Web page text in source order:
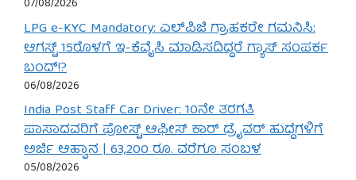
07/08/2026
LPG e-KYC Mandatory: ಎಲ್‌ಪಿಜಿ ಗ್ರಾಹಕರೇ ಗಮನಿಸಿ:
ಆಗಸ್ಟ್ 15ರೊಳಗೆ ಇ-ಕೆವೈಸಿ ಮಾಡಿಸದಿದ್ದರೆ ಗ್ಯಾಸ್ ಸಂಪರ್ಕ
ಬಂದ್!?
06/08/2026
India Post Staff Car Driver: 10ನೇ ತರಗತಿ
ಪಾಸಾದವರಿಗೆ ಪೋಸ್ಟ್ ಆಫೀಸ್ ಕಾರ್ ಡ್ರೈವರ್ ಹುದ್ದೆಗಳಿಗೆ
ಅರ್ಜಿ ಆಹ್ವಾನ | 63,200 ರೂ. ವರೆಗೂ ಸಂಬಳ
05/08/2026